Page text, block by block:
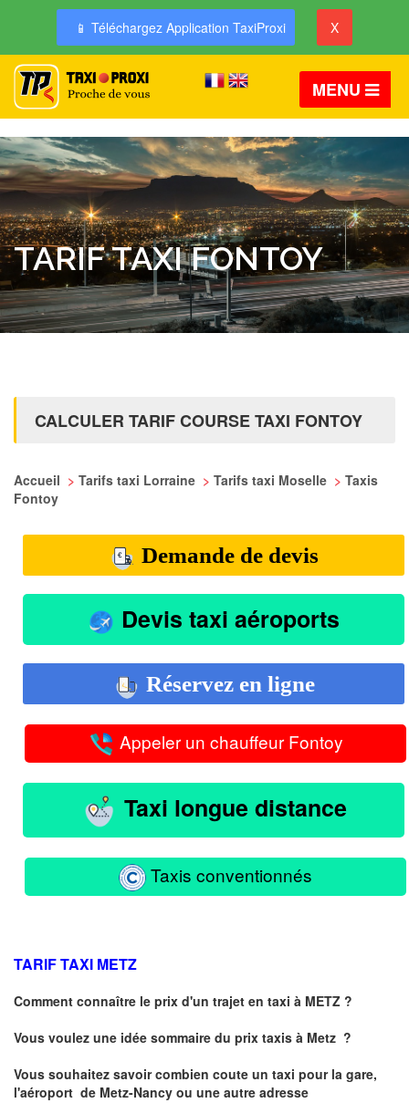
📱 Téléchargez Application TaxiProxi X
MENU
TARIF TAXI FONTOY
CALCULER TARIF COURSE TAXI FONTOY
Accueil > Tarifs taxi Lorraine > Tarifs taxi Moselle > Taxis
Fontoy
Demande de devis
Devis taxi aéroports
Réservez en ligne
Appeler un chauffeur Fontoy
Taxi longue distance
Taxis conventionnés
TARIF TAXI METZ
Comment connaître le prix d'un trajet en taxi à METZ ?
Vous voulez une idée sommaire du prix taxis à Metz ?
Vous souhaitez savoir combien coute un taxi pour la gare,
l'aéroport de Metz-Nancy ou une autre adresse